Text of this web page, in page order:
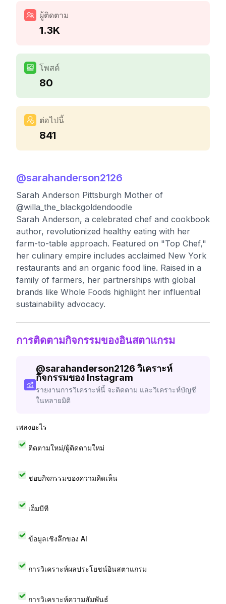
ผู้ติดตาม
1.3K
โพสต์
80
ต่อไปนี้
841
@sarahanderson2126
Sarah Anderson Pittsburgh Mother of
@willa_the_blackgoldendoodle
Sarah Anderson, a celebrated chef and cookbook
author, revolutionized healthy eating with her
farm-to-table approach. Featured on "Top Chef,"
her culinary empire includes acclaimed New York
restaurants and an organic food line. Raised in a
family of farmers, her partnerships with global
brands like Whole Foods highlight her influential
sustainability advocacy.
การติดตามกิจกรรมของอินสตาแกรม
@sarahanderson2126 วิเคราะห์
กิจกรรมของ Instagram
รายงานการวิเคราะห์นี้ จะติดตาม และวิเคราะห์บัญชี
ในหลายมิติ
เพลงอะไร
ติดตามใหม่/ผู้ติดตามใหม่
ชอบกิจกรรมของความคิดเห็น
เอ็มบีที
ข้อมูลเชิงลึกของ AI
การวิเคราะห์ผลประโยชน์อินสตาแกรม
การวิเคราะห์ความสัมพันธ์